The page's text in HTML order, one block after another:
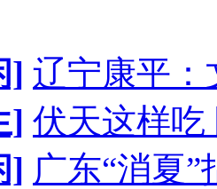
] 辽宁康平：
] 伏天这样吃
] 广东“消夏”